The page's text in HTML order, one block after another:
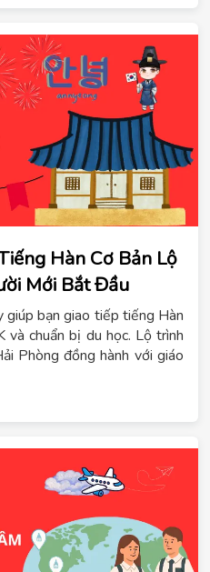
Hàn Cơ Bản Lộ
Mới Bắt Đầu
giúp bạn giao tiếp tiếng Hàn
và chuẩn bị du học. Lộ trình
Phòng đồng hành với giáo